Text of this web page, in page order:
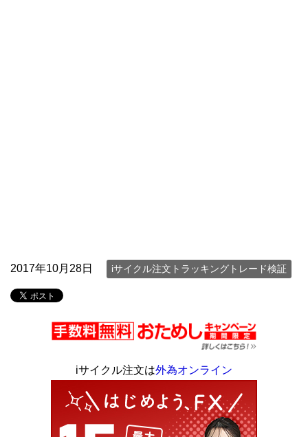
2017年10月28日 iサイクル注文トラッキングトレード検証
iサイクル注文は外為オンライン